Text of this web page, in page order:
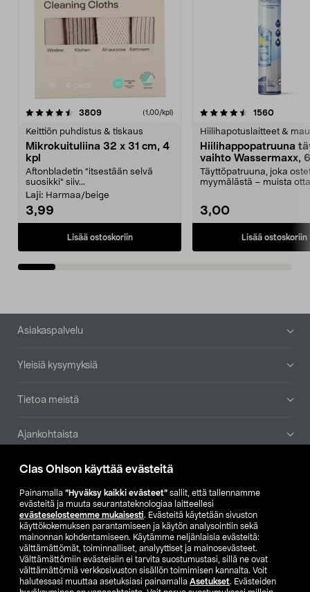
Clas Ohlson käyttää evästeitä
Painamalla ”Hyväksy kaikki evästeet” sallit, että tallennamme
evästeitä ja muuta seurantateknologiaa laitteellesi
evästeselosteemme mukaisesti. Evästeitä käytetään sivuston
käyttökokemuksen parantamiseen ja käytön analysointiin sekä
mainonnan kohdentamiseen. Käytämme neljänlaisia evästeitä:
välttämättömät, toiminnalliset, analyyttiset ja mainosevästeet.
Välttämättömiin evästeisiin ei tarvita suostumustasi, sillä ne ovat
välttämättömiä verkkosivuston sisällön toimimisen kannalta. Voit
halutessasi muuttaa asetuksiasi painamalla Asetukset. Evästeiden
3809arvostelut (1,00/kpl)
Keittiön puhdistus & tiskaus
Mikrokuituliina 32 x 31 cm, 4
kpl
Aftonbladetin "itsestään selvä
suosikki" siiv...
Laji: Harmaa/beige
3,99
Lisää ostoskoriin
4.5viidestä
1560
Hiilihapotuslaitteet &
Hiilihappopatruuna
vaihto Wassermaxx,
Täyttöpatruuna, joka
myymälästä – muista
3,00
Lisää ostoskoriin
4.5viidestä
Alatunniste
Asiakaspalvelu
Yleisiä kysymyksiä
Tietoa meistä
Ajankohtaista
Muut yrityksemme
Etsi myymälä
SE NO FI
FI SV